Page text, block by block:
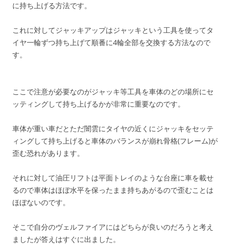
に持ち上げる方法です。
これに対してジャッキアップはジャッキという工具を使ってタ
イヤ一輪ずつ持ち上げて順番に4輪全部を交換する方法なので
す。
ここで注意が必要なのがジャッキ等工具を車体のどの場所にセ
ッティングして持ち上げるかが非常に重要なのです。
車体が重い車だとただ闇雲にタイヤの近くにジャッキをセッテ
ィングして持ち上げると車体のバランスが崩れ骨格(フレーム)が
歪む恐れがあります。
それに対して油圧リフトは平面トレイのような台座に車を載せ
るので車体はほぼ水平を保ったまま持ちあがるので歪むことは
ほぼないのです。
そこで自分のヴェルファイアにはどちらが良いのだろうと考え
ましたが答えはすぐに出ました。